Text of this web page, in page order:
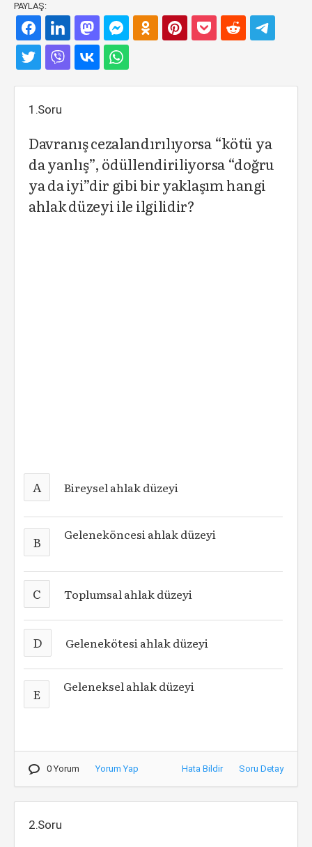
PAYLAŞ:
1.Soru
Davranış cezalandırılıyorsa “kötü ya
da yanlış”, ödüllendiriliyorsa “doğru
ya da iyi”dir gibi bir yaklaşım hangi
ahlak düzeyi ile ilgilidir?
A Bireysel ahlak düzeyi
B Geleneköncesi ahlak düzeyi
C Toplumsal ahlak düzeyi
D Gelenekötesi ahlak düzeyi
E Geleneksel ahlak düzeyi
0 Yorum Yorum Yap Hata Bildir Soru Detay
2.Soru